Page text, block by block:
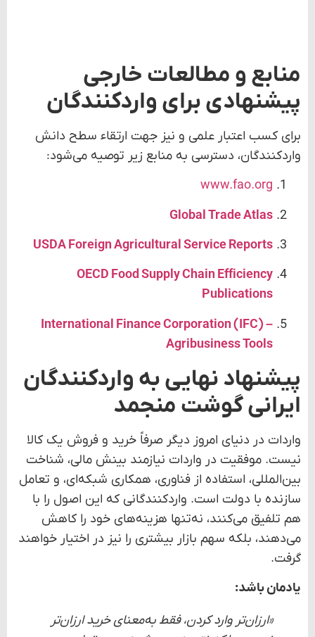
USDA Foreign Agricultural Service Reports
OECD Food Supply Chain Efficiency
Publications
International Finance Corporation (IFC) –
Agribusiness Tools
پیشنهاد نهایی به واردکنندگان
ایرانی گوشت منجمد
نیست. موفقیت در واردات نیازمند بینش مالی، شناخت
بین‌المللی، استفاده از فناوری، همکاری شبکه‌ای، و تعامل
سازنده با دولت است. واردکنندگانی که این اصول را با
هم تلفیق می‌کنند، نه‌تنها هزینه‌های خود را کاهش
گرفت.
یادمان باشد:
«ارزان‌تر وارد کردن، فقط به‌معنای خرید ارزان‌تر
نیست، بلکه نتیجه‌ی هوشمندی در تمامی
مراحل تجارت است.»
نتیجه‌گیری و جمع‌بندی
راهکارهای اجرایی
هزینه‌های واردات برای واردکننده گوشت منجمدبررسی